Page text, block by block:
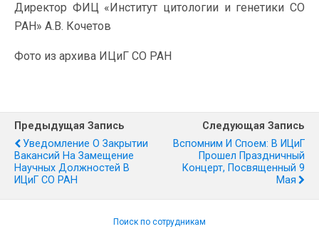
Директор ФИЦ «Институт цитологии и генетики СО
РАН» А.В. Кочетов
Фото из архива ИЦиГ СО РАН
Предыдущая Запись
Уведомление О Закрытии
Вакансий На Замещение
Научных Должностей В
ИЦиГ СО РАН
Следующая Запись
Вспомним И Споем: В ИЦиГ
Прошел Праздничный
Концерт, Посвященный 9
Мая
Поиск по сотрудникам